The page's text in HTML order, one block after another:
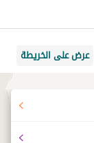
عرض على الخريطة